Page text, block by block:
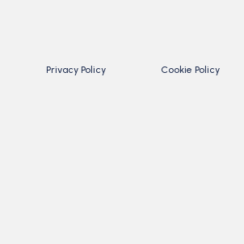
Privacy Policy Cookie Policy